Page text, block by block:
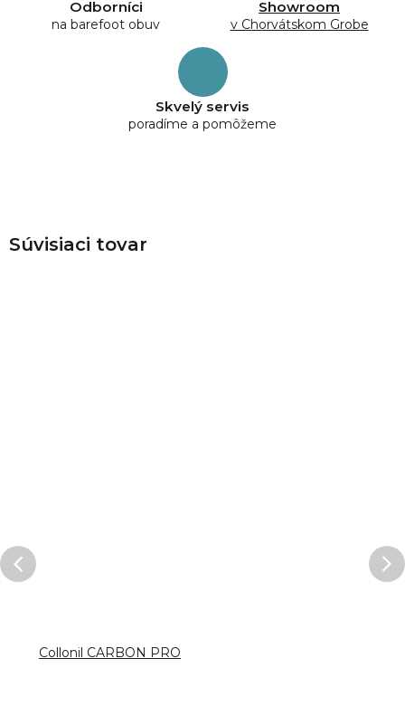
Odborníci
na barefoot obuv
Showroom
v Chorvátskom Grobe
Skvelý servis
poradíme a pomôžeme
Súvisiaci tovar
Collonil CARBON PRO